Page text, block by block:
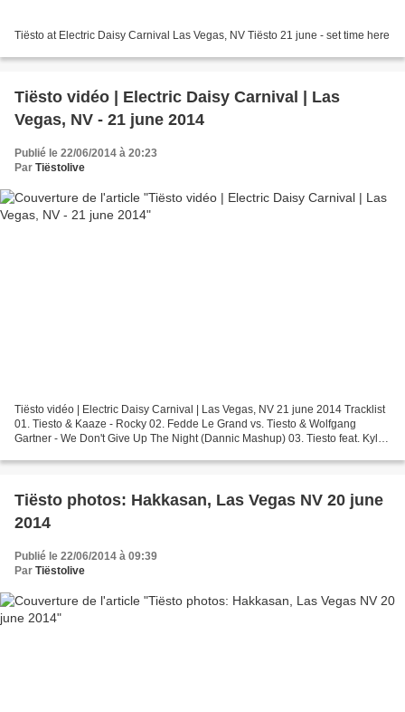
Tiësto at Electric Daisy Carnival Las Vegas, NV Tiësto 21 june - set time here
Tiësto vidéo | Electric Daisy Carnival | Las
Vegas, NV - 21 june 2014
Publié le 22/06/2014 à 20:23
Par Tiëstolive
Tiësto vidéo | Electric Daisy Carnival | Las Vegas, NV 21 june 2014 Tracklist
01. Tiesto & Kaaze - Rocky 02. Fedde Le Grand vs. Tiesto & Wolfgang
Gartner - We Don't Give Up The Night (Dannic Mashup) 03. Tiesto feat. Kyler
Tiësto photos: Hakkasan, Las Vegas NV 20 june
2014
Publié le 22/06/2014 à 09:39
Par Tiëstolive